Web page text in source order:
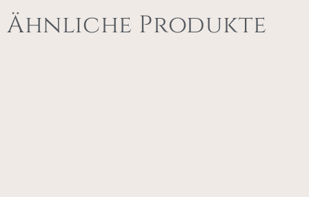
Ähnliche Produkte